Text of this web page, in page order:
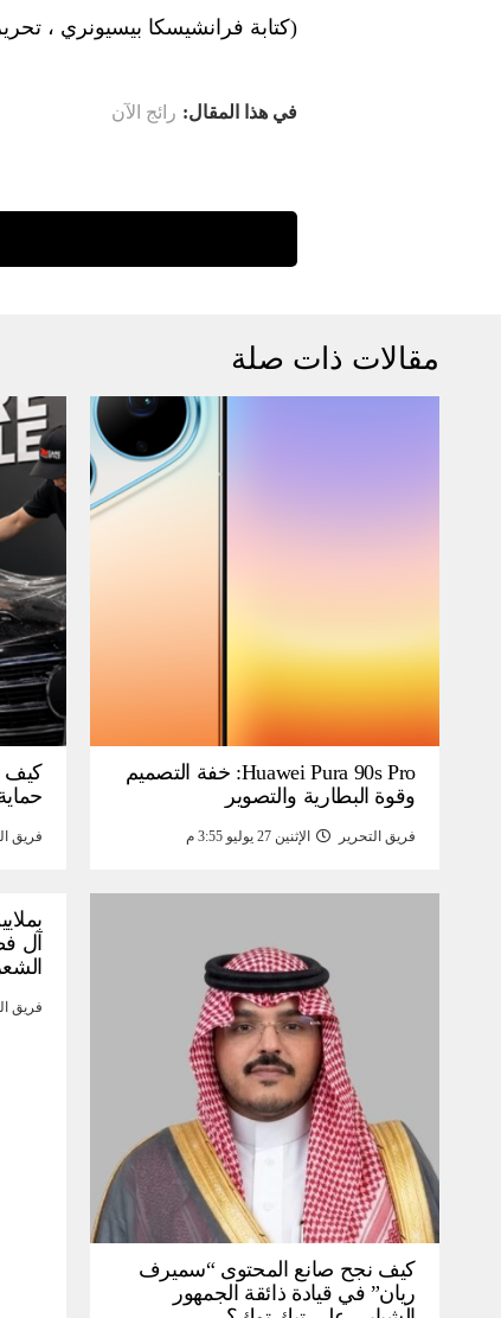
(كتابة فرانشيسكا بيسيونري ،
في هذا المقال: رائج الآن
مقالات ذات صلة
Huawei Pura 90s Pro: خفة التصميم
وقوة البطارية والتصوير
فريق التحرير الإثنين 27 يوليو 3:55 م
كيف
فريق
كيف نجح صانع المحتوى “سميرف
ريان” في قيادة ذائقة الجمهور
آل
فريق